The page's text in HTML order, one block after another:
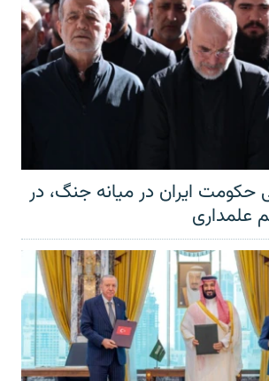
حکومت ایران در میانه جنگ، در
علمداری